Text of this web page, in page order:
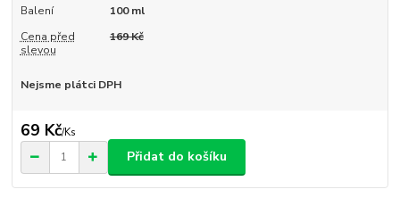
Balení
100 ml
Cena před
slevou
169 Kč
Nejsme plátci DPH
69 Kč/Ks
Přidat do košíku